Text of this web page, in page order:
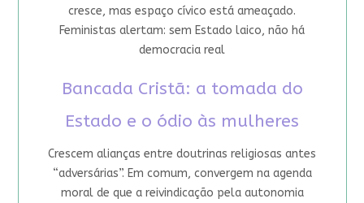
cresce, mas espaço cívico está ameaçado.
Feministas alertam: sem Estado laico, não há
democracia real
Bancada Cristã: a tomada do
Estado e o ódio às mulheres
Crescem alianças entre doutrinas religiosas antes
“adversárias”. Em comum, convergem na agenda
moral de que a reivindicação pela autonomia